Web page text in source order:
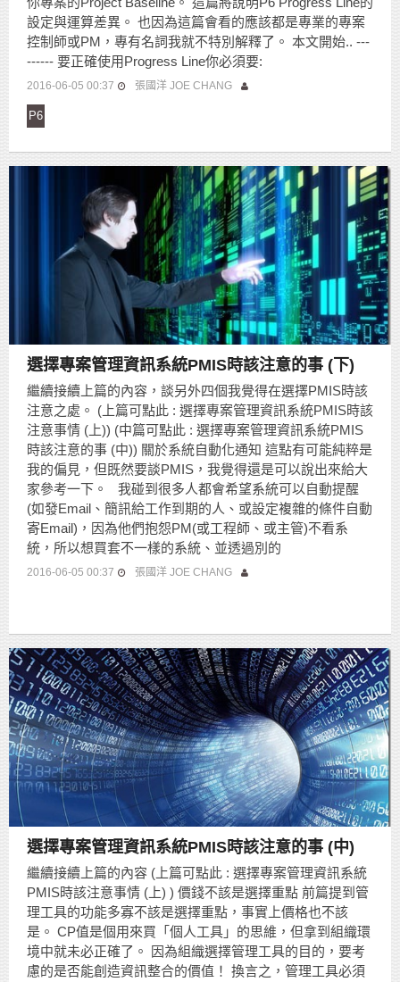
設定與運算差異。 也因為這篇會看的應該都是專業的專案
控制師或PM，專有名詞我就不特別解釋了。 本文開始.. ---
------ 要正確使用Progress Line你必須要:
2016-06-05 00:37 張國洋 JOE CHANG
P6
選擇專案管理資訊系統PMIS時該注意的事 (下)
繼續接續上篇的內容，談另外四個我覺得在選擇PMIS時該
注意之處。 (上篇可點此 : 選擇專案管理資訊系統PMIS時該
注意事情 (上)) (中篇可點此 : 選擇專案管理資訊系統PMIS
時該注意的事 (中)) 關於系統自動化通知 這點有可能純粹是
我的偏見，但既然要談PMIS，我覺得還是可以說出來給大
家參考一下。 我碰到很多人都會希望系統可以自動提醒
(如發Email、簡訊給工作到期的人、或設定複雜的條件自動
寄Email)，因為他們抱怨PM(或工程師、或主管)不看系
統，所以想買套不一樣的系統、並透過別的
2016-06-05 00:37 張國洋 JOE CHANG
選擇專案管理資訊系統PMIS時該注意的事 (中)
繼續接續上篇的內容 (上篇可點此 : 選擇專案管理資訊系統
PMIS時該注意事情 (上) ) 價錢不該是選擇重點 前篇提到管
理工具的功能多寡不該是選擇重點，事實上價格也不該
是。 CP值是個用來買「個人工具」的思維，但拿到組織環
境中就未必正確了。 因為組織選擇管理工具的目的，要考
慮的是否能創造資訊整合的價值！ 換言之，管理工具必須